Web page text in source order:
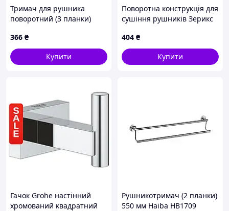
Тримач для рушника
поворотний (3 планки)
4A354X705H
366 ₴
Купити
Поворотна конструкція для
сушіння рушників Зерикс
404 ₴
Купити
Гачок Grohe настінний
хромований квадратний
Рушникотримач (2 планки)
550 мм Haiba HB1709